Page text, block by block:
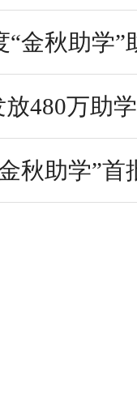
金秋助学”
480万助
秋助学”首